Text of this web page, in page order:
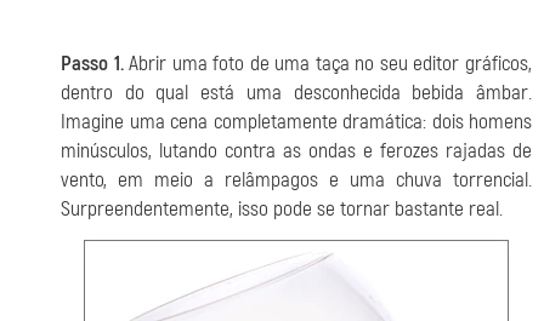
Passo 1.Abrir uma foto de uma taça no seu editor gráficos,
dentro do qual está uma desconhecida bebida âmbar.
Imagine uma cena completamente dramática: dois homens
minúsculos, lutando contra as ondas e ferozes rajadas de
vento, em meio a relâmpagos e uma chuva torrencial.
Surpreendentemente, isso pode se tornar bastante real.